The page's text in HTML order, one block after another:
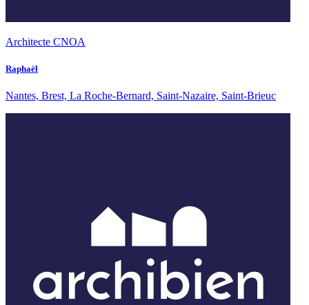
Architecte CNOA
Raphaël
Nantes, Brest, La Roche-Bernard, Saint-Nazaire, Saint-Brieuc